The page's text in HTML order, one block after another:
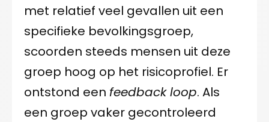
met relatief veel gevallen uit een
specifieke bevolkingsgroep,
scoorden steeds mensen uit deze
groep hoog op het risicoprofiel. Er
ontstond een feedback loop. Als
een groep vaker gecontroleerd